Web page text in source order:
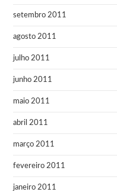
setembro 2011
agosto 2011
julho 2011
junho 2011
maio 2011
abril 2011
março 2011
fevereiro 2011
janeiro 2011